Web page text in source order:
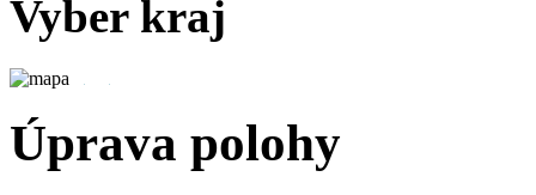
Vyber kraj
Úprava polohy